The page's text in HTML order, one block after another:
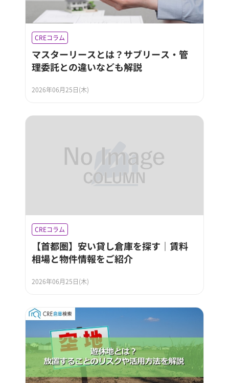
CREコラム
マスターリースとは？サブリース・管
理委託との違いなども解説
2026年06月25日(木)
CREコラム
【首都圏】安い貸し倉庫を探す｜賃料
相場と物件情報をご紹介
2026年06月25日(木)